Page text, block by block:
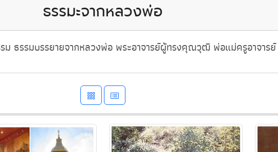
ธรรมะจากหลวงพ่อ
ม ธรรมบรรยายจากหลวงพ่อ พระอาจารย์ผู้ทรงคุณวุฒิ พ่อแม่ครูอาจารย์